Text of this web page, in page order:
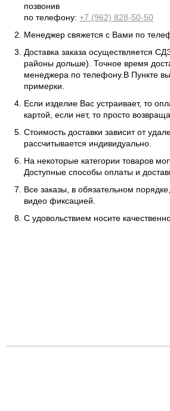
позвонив
по телефону: +7 (962) 828-50-50
Менеджер свяжется с Вами по
Доставка заказа осуществляется
районы дольше). Точное время
менеджера по телефону.В Пункте
примерки.
Если изделие Вас устраивает, то
картой, если нет, то просто
Стоимость доставки зависит от
рассчитывается индивидуально.
На некоторые категории товаров
Доступные способы оплаты и
Все заказы, в обязательном
видео фиксацией.
С удовольствием носите